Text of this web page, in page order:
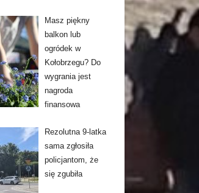
Masz piękny
balkon lub
ogródek w
Kołobrzegu? Do
wygrania jest
nagroda
finansowa
Rezolutna 9-latka
sama zgłosiła
policjantom, że
się zgubiła